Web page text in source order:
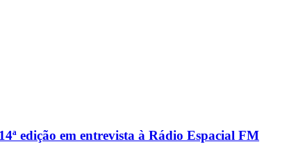
edição em entrevista à Rádio Espacial FM